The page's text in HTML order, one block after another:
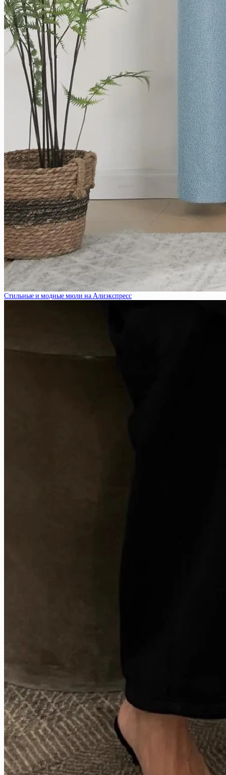
Стильные и модные мюли на Алиэкспресс